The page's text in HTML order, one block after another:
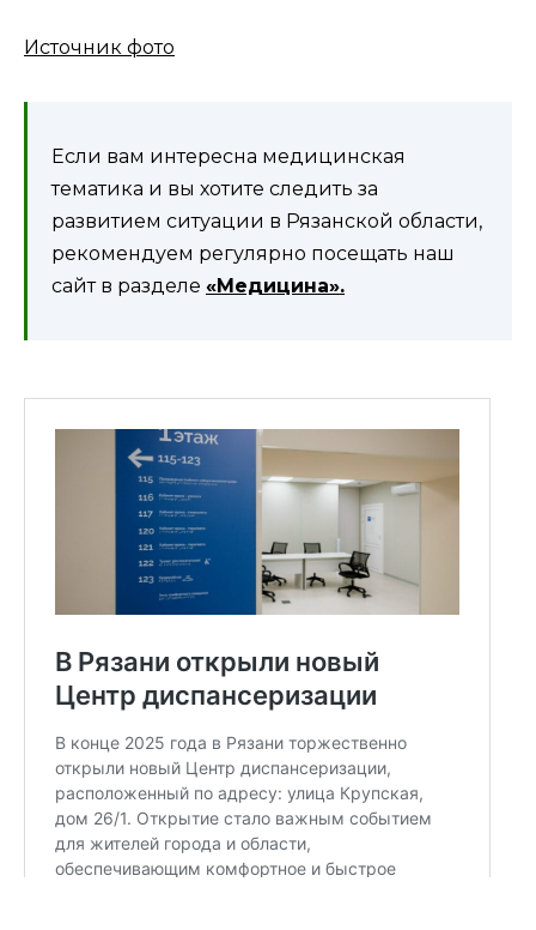
Источник фото
Если вам интересна медицинская
тематика и вы хотите следить за
развитием ситуации в Рязанской области,
рекомендуем регулярно посещать наш
сайт в разделе «Медицина».